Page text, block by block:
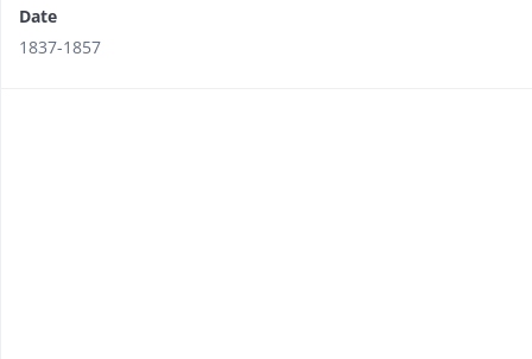
Date
1837-1857